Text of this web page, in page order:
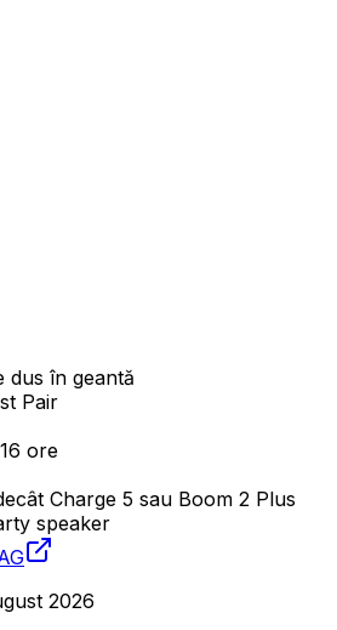
dus în geantă
Pair
ore
Charge 5 sau Boom 2 Plus
speaker
2026